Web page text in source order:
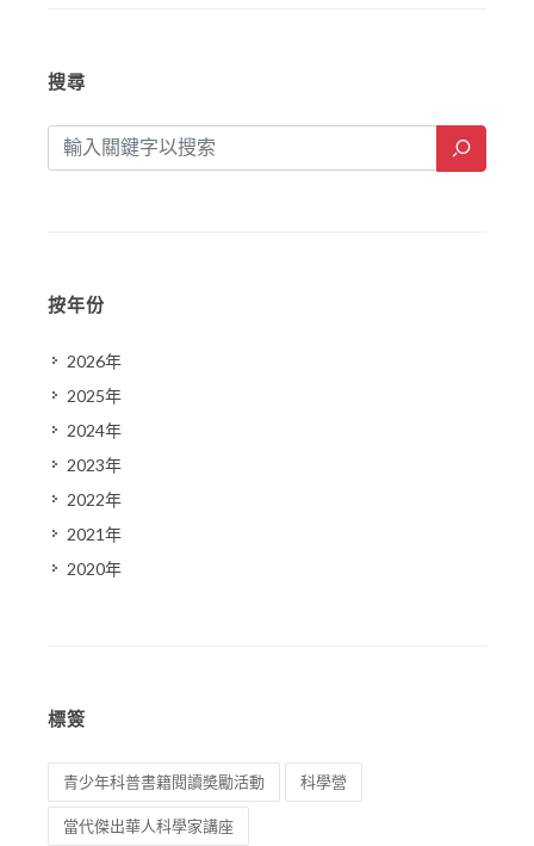
搜尋
按年份
2026年
2025年
2024年
2023年
2022年
2021年
2020年
標簽
青少年科普書籍閱讀奬勵活動 科學營
當代傑出華人科學家講座